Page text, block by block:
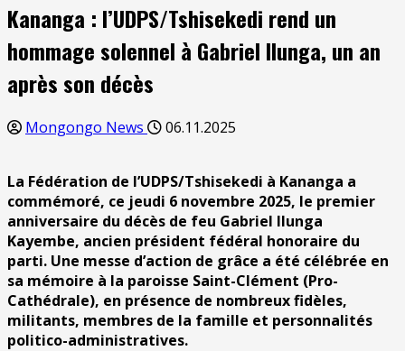
Kananga : l’UDPS/Tshisekedi rend un
hommage solennel à Gabriel Ilunga, un an
après son décès
Mongongo News 06.11.2025
La Fédération de l’UDPS/Tshisekedi à Kananga a
commémoré, ce jeudi 6 novembre 2025, le premier
anniversaire du décès de feu Gabriel Ilunga
Kayembe, ancien président fédéral honoraire du
parti. Une messe d’action de grâce a été célébrée en
sa mémoire à la paroisse Saint-Clément (Pro-
Cathédrale), en présence de nombreux fidèles,
militants, membres de la famille et personnalités
politico-administratives.